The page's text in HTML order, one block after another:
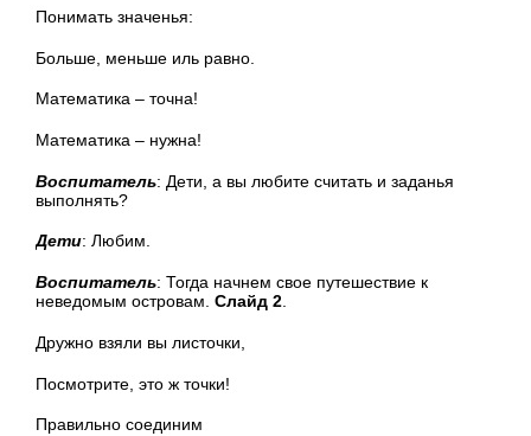
Понимать значенья:
Больше, меньше иль равно.
Математика – точна!
Математика – нужна!
Воспитатель: Дети, а вы любите считать и заданья
выполнять?
Дети: Любим.
Воспитатель: Тогда начнем свое путешествие к
неведомым островам. Слайд 2
Дружно взяли вы листочки,
Посмотрите, это ж точки!
Правильно соединим